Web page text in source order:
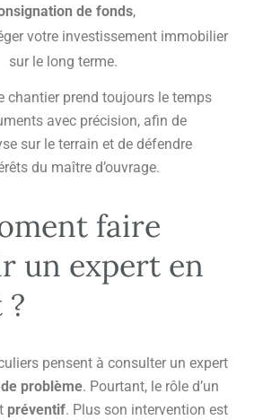
de fonds,
votre investissement immobilier
sur le long terme.
chantier prend toujours le temps
avec précision, afin de
sur le terrain et de défendre
du maître d’ouvrage.
faire
un expert en
pensent à consulter un expert
problème. Pourtant, le rôle d’un
préventif. Plus son intervention est